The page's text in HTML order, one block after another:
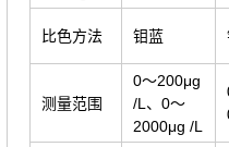
比色方法 钼蓝
测量范围
0～200μg
/L、0～
2000μg /L